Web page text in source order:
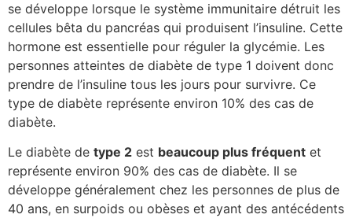
se développe lorsque le système immunitaire détruit les
cellules bêta du pancréas qui produisent l’insuline. Cette
hormone est essentielle pour réguler la glycémie. Les
personnes atteintes de diabète de type 1 doivent donc
prendre de l’insuline tous les jours pour survivre. Ce
type de diabète représente environ 10% des cas de
diabète.
Le diabète de type 2 est beaucoup plus fréquent et
représente environ 90% des cas de diabète. Il se
développe généralement chez les personnes de plus de
40 ans, en surpoids ou obèses et ayant des antécédents